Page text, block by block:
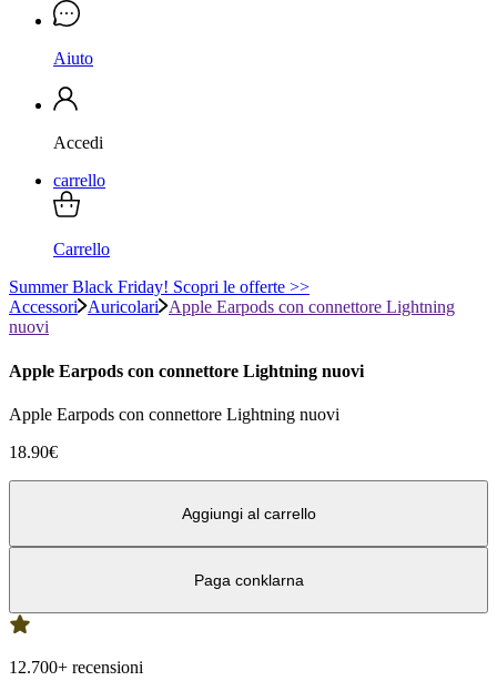
Aiuto
Accedi
carrello
Carrello
Summer Black Friday! Scopri le offerte >>
Accessori
Auricolari
Apple Earpods con connettore Lightning
nuovi
Apple Earpods con connettore Lightning nuovi
Apple Earpods con connettore Lightning nuovi
18.90€
Aggiungi al carrello
Paga conklarna
12.700+ recensioni